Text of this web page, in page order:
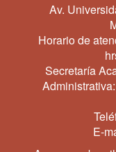
Av.
Horario de
Secretaría
Administrativa:
E-